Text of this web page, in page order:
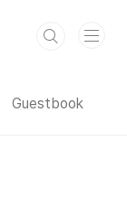
Guestbook